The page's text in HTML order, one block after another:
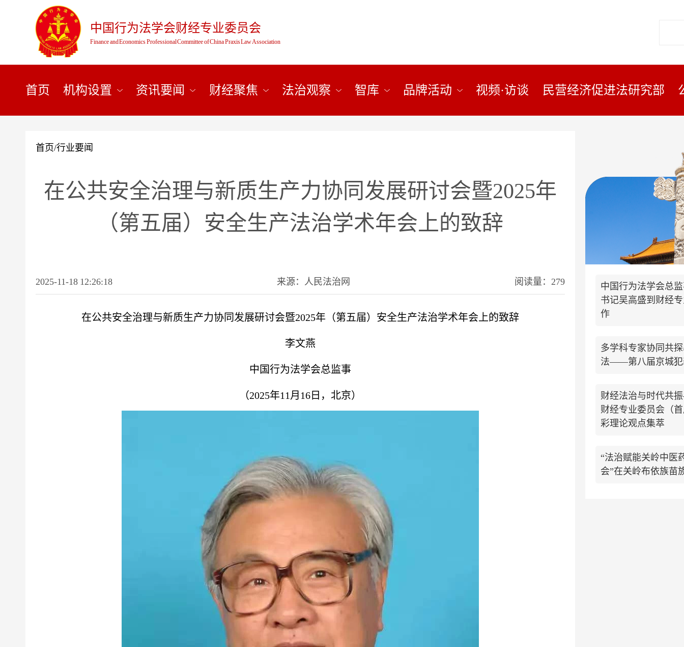
中国行为法学会财经专业委员会
Finance and Economics Professional Committee of China Praxis Law Association
首页 机构设置 资讯要闻 财经聚焦 法治观察 智库 品牌活动 视频·访谈 民营经济促进法研究部
首页/行业要闻
在公共安全治理与新质生产力协同发展研讨会暨2025年
（第五届）安全生产法治学术年会上的致辞
2025-11-18 12:26:18 来源：人民法治网 阅读量：279
在公共安全治理与新质生产力协同发展研讨会暨2025年（第五届）安全生产法治学术年会上的致辞
李文燕
中国行为法学会总监事
（2025年11月16日，北京）
中国行为法学会总
书记吴高盛到财经
作
多学科专家协同共
法——第八届京城犯
财经法治与时代共
财经专业委员会（
彩理论观点集萃
“法治赋能关岭中医
会”在关岭布依族苗